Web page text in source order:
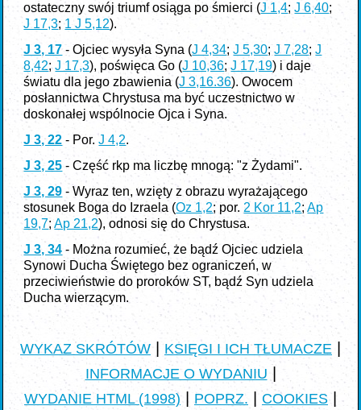
ostateczny swój triumf osiąga po śmierci (J 1,4;J 6,40;
J 17,3; 1 J 5,12).
J 3, 17 - Ojciec wysyła Syna (J 4,34;J 5,30;J 7,28;J
8,42;J 17,3), poświęca Go (J 10,36;J 17,19) i daje
światu dla jego zbawienia (J 3,16.36). Owocem
posłannictwa Chrystusa ma być uczestnictwo w
doskonałej wspólnocie Ojca i Syna.
J 3, 22 - Por.J 4,2.
J 3, 25 - Część rkp ma liczbę mnogą: "z Żydami".
J 3, 29 - Wyraz ten, wzięty z obrazu wyrażającego
stosunek Boga do Izraela (Oz 1,2; por. 2 Kor 11,2;Ap
19,7;Ap 21,2), odnosi się do Chrystusa.
J 3, 34 - Można rozumieć, że bądź Ojciec udziela
Synowi Ducha Świętego bez ograniczeń, w
przeciwieństwie do proroków ST, bądź Syn udziela
Ducha wierzącym.
WYKAZ SKRÓTÓW KSIĘGI I ICH TŁUMACZE
INFORMACJE O WYDANIU
WYDANIE HTML (1998) POPRZ. COOKIES